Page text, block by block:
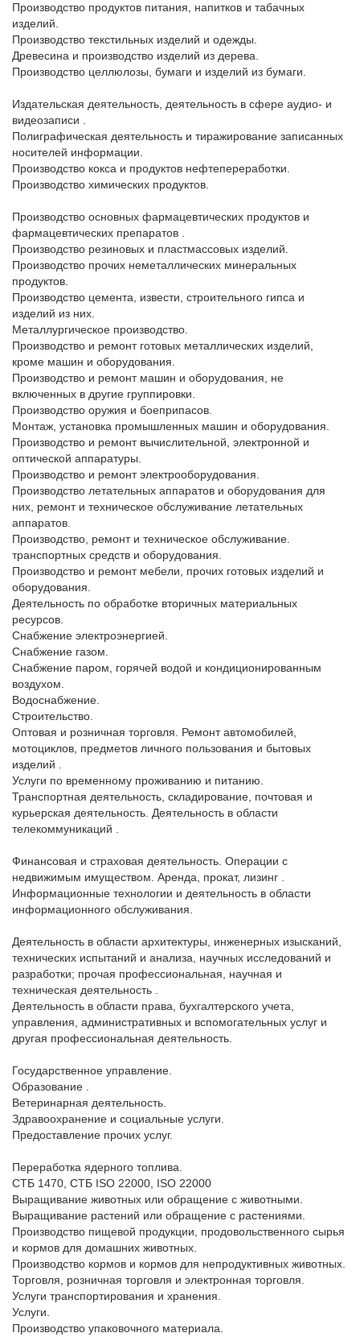
Производство продуктов питания, напитков и табачных
изделий.
Производство текстильных изделий и одежды.
Древесина и производство изделий из дерева.
Производство целлюлозы, бумаги и изделий из бумаги.
Издательская деятельность, деятельность в сфере аудио- и
видеозаписи .
Полиграфическая деятельность и тиражирование записанных
носителей информации.
Производство кокса и продуктов нефтепереработки.
Производство химических продуктов.
Производство основных фармацевтических продуктов и
фармацевтических препаратов .
Производство резиновых и пластмассовых изделий.
Производство прочих неметаллических минеральных
продуктов.
Производство цемента, извести, строительного гипса и
изделий из них.
Металлургическое производство.
Производство и ремонт готовых металлических изделий,
кроме машин и оборудования.
Производство и ремонт машин и оборудования, не
включенных в другие группировки.
Производство оружия и боеприпасов.
Монтаж, установка промышленных машин и оборудования.
Производство и ремонт вычислительной, электронной и
оптической аппаратуры.
Производство и ремонт электрооборудования.
Производство летательных аппаратов и оборудования для
них, ремонт и техническое обслуживание летательных
аппаратов.
Производство, ремонт и техническое обслуживание.
транспортных средств и оборудования.
Производство и ремонт мебели, прочих готовых изделий и
оборудования.
Деятельность по обработке вторичных материальных
ресурсов.
Снабжение электроэнергией.
Снабжение газом.
Снабжение паром, горячей водой и кондиционированным
воздухом.
Водоснабжение.
Строительство.
Оптовая и розничная торговля. Ремонт автомобилей,
мотоциклов, предметов личного пользования и бытовых
изделий .
Услуги по временному проживанию и питанию.
Транспортная деятельность, складирование, почтовая и
курьерская деятельность. Деятельность в области
телекоммуникаций .
Финансовая и страховая деятельность. Операции с
недвижимым имуществом. Аренда, прокат, лизинг .
Информационные технологии и деятельность в области
информационного обслуживания.
Деятельность в области архитектуры, инженерных изысканий,
технических испытаний и анализа, научных исследований и
разработки; прочая профессиональная, научная и
техническая деятельность .
Деятельность в области права, бухгалтерского учета,
управления, административных и вспомогательных услуг и
другая профессиональная деятельность.
Государственное управление.
Образование .
Ветеринарная деятельность.
Здравоохранение и социальные услуги.
Предоставление прочих услуг.
Переработка ядерного топлива.
СТБ 1470, СТБ ISO 22000, ISO 22000
Выращивание животных или обращение с животными.
Выращивание растений или обращение с растениями.
Производство пищевой продукции, продовольственного сырья
и кормов для домашних животных.
Производство кормов и кормов для непродуктивных животных.
Торговля, розничная торговля и электронная торговля.
Услуги транспортирования и хранения.
Услуги.
Производство упаковочного материала.